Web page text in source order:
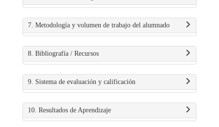
7. Metodología y volumen de trabajo del alumnado
8. Bibliografía / Recursos
9. Sistema de evaluación y calificación
10. Resultados de Aprendizaje